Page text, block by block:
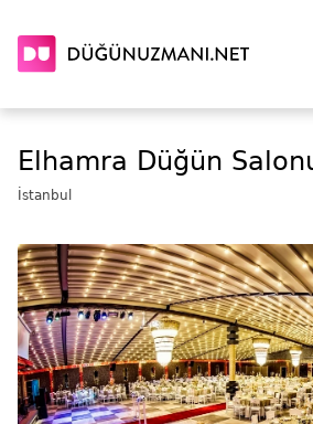
Elhamra Düğün
İstanbul